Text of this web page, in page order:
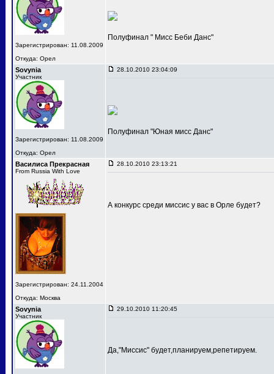
Зарегистрирован: 11.08.2009
Откуда: Орел
Полуфинал " Мисс Беби Данс"
Sovynia
Участник
Зарегистрирован: 11.08.2009
Откуда: Орел
28.10.2010 23:04:09
Полуфинал "Юная мисс Данс"
Василиса Прекрасная
From Russia With Love
Зарегистрирован: 24.11.2004
Откуда: Москва
28.10.2010 23:13:21
А конкурс среди миссис у вас в Орле будет?
Sovynia
Участник
29.10.2010 11:20:45
Да,"Миссис" будет,планируем,репетируем.